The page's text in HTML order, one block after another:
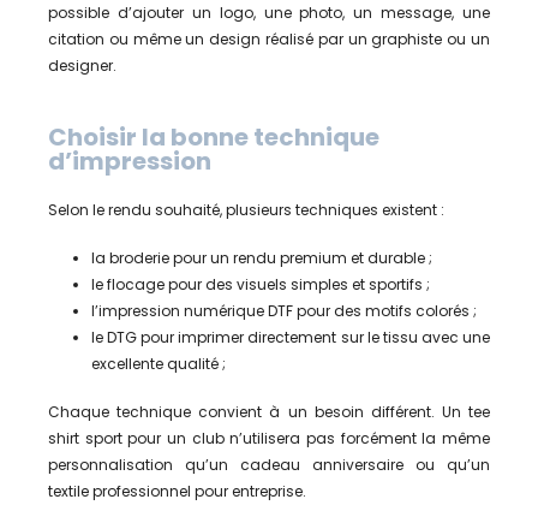
possible d’ajouter un logo, une photo, un message, une
citation ou même un design réalisé par un graphiste ou un
designer.
Choisir la bonne technique
d’impression
Selon le rendu souhaité, plusieurs techniques existent :
la broderie pour un rendu premium et durable ;
le flocage pour des visuels simples et sportifs ;
l’impression numérique DTF pour des motifs colorés ;
le DTG pour imprimer directement sur le tissu avec une
excellente qualité ;
Chaque technique convient à un besoin différent. Un tee
shirt sport pour un club n’utilisera pas forcément la même
personnalisation qu’un cadeau anniversaire ou qu’un
textile professionnel pour entreprise.